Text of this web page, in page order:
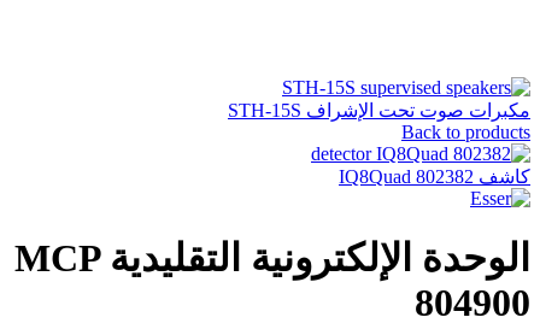
مكبرات صوت تحت الإشراف STH-15S
Back to products
كاشف IQ8Quad 802382
الوحدة الإلكترونية التقليدية MCP
804900